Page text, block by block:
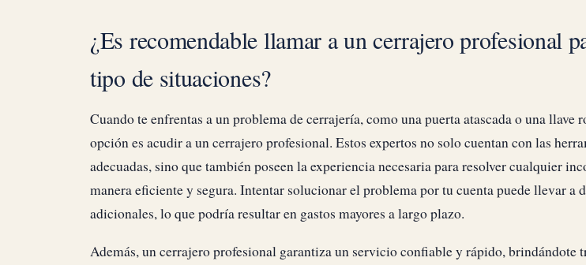
¿Es recomendable llamar a un cerrajero profesional
tipo de situaciones?
Cuando te enfrentas a un problema de cerrajería, como una puerta atascada o una llave
opción es acudir a un cerrajero profesional. Estos expertos no solo cuentan con las
adecuadas, sino que también poseen la experiencia necesaria para resolver cualquier
manera eficiente y segura. Intentar solucionar el problema por tu cuenta puede llevar a
adicionales, lo que podría resultar en gastos mayores a largo plazo.
Además, un cerrajero profesional garantiza un servicio confiable y rápido, brindándote